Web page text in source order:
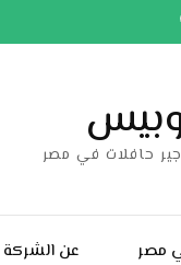
حافلات في مصر
مصر عن الشركة